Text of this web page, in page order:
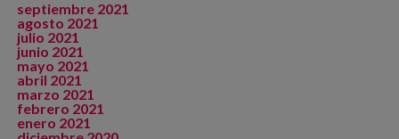
septiembre 2021
agosto 2021
julio 2021
junio 2021
mayo 2021
abril 2021
marzo 2021
febrero 2021
enero 2021